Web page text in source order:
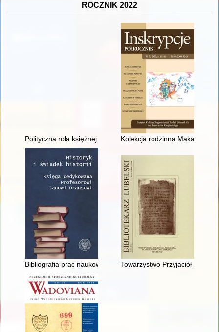
ROCZNIK 2022
Polityczna rola księżnej Izabeli z Flemmingów Czartoryskiej
Kolekcja rodzinna
Bibliografia prac naukowych prof. Jana Drausa za lata 1978-
Towarzystwo Przyjaciół